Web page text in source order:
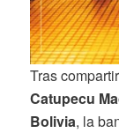
Tras
Catupecu
Bolivia, la